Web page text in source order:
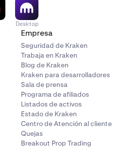
Desktop
Empresa
Seguridad de Kraken
Trabaja en Kraken
Blog de Kraken
Kraken para desarrolladores
Sala de prensa
Programa de afiliados
Listados de activos
Estado de Kraken
Centro de Atención al cliente
Quejas
Breakout Prop Trading